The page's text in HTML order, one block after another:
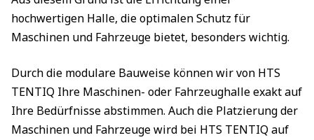
hochwertigen Halle, die optimalen Schutz für
Maschinen und Fahrzeuge bietet, besonders wichtig.
Durch die modulare Bauweise können wir von HTS
TENTIQ Ihre Maschinen- oder Fahrzeughalle exakt auf
Ihre Bedürfnisse abstimmen. Auch die Platzierung der
Maschinen und Fahrzeuge wird bei HTS TENTIQ auf